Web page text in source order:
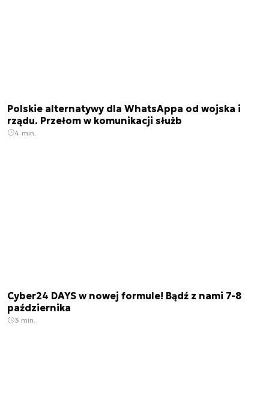
Polskie alternatywy dla WhatsAppa od wojska i
rządu. Przełom w komunikacji służb
4 min.
Cyber24 DAYS w nowej formule! Bądź z nami 7-8
października
3 min.